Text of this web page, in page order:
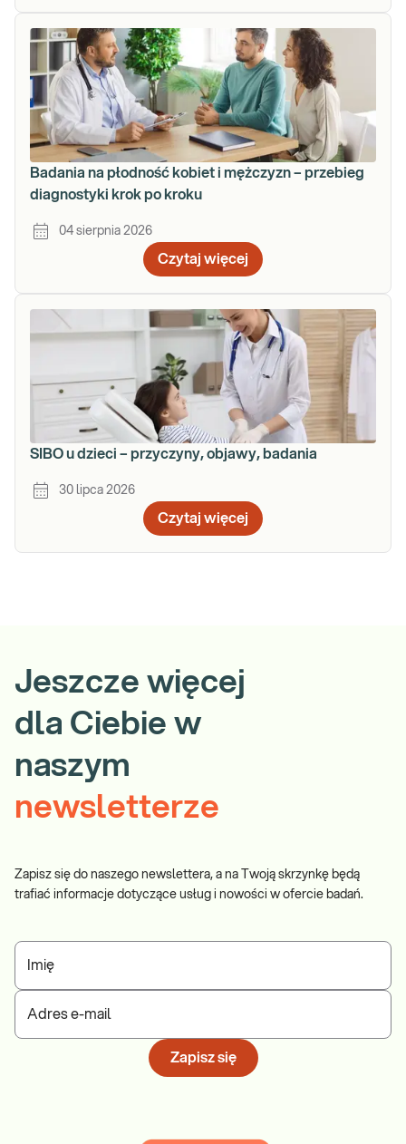
Badania na płodność kobiet i mężczyzn – przebieg
diagnostyki krok po kroku
04 sierpnia 2026
Czytaj więcej
SIBO u dzieci – przyczyny, objawy, badania
30 lipca 2026
Czytaj więcej
Jeszcze więcej
dla Ciebie w
naszym
newsletterze
Zapisz się do naszego newslettera, a na Twoją skrzynkę będą
trafiać informacje dotyczące usług i nowości w ofercie badań.
Imię
Adres e-mail
Zapisz się